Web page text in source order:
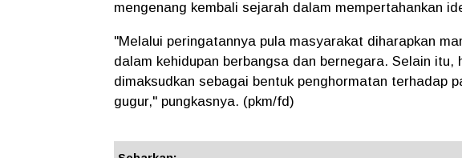
mengenang kembali sejarah dalam mempertahankan
"Melalui peringatannya pula masyarakat diharapkan
dalam kehidupan berbangsa dan bernegara. Selain itu,
dimaksudkan sebagai bentuk penghormatan terhadap
gugur," pungkasnya. (pkm/fd)